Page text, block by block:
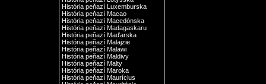
História peňazí Luxemburska
História peňazí Macao
História peňazí Macedónska
História peňazí Madagaskaru
História peňazí Maďarska
História peňazí Malajzie
História peňazí Malawi
História peňazí Maldivy
História peňazí Malty
História peňazí Maroka
História peňazí Maurícius